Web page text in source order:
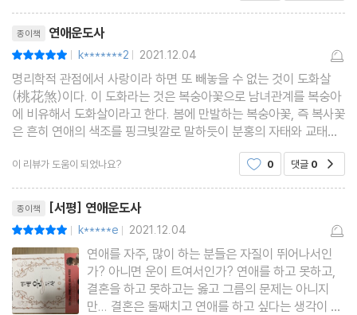
성형보다는 오광 찰색이 연애를 부른다
남자의 지갑 속엔 여자도 집도 있다
남자는 사주 속 재(財)로 말한다
스타일의 중화(中和)로 연애운을 올린다
성공의 기억과 감정으로 만남의 자리에 나선다
음양의 조화로 데이트 장소를 정한다
자신의 익숙한 장소로 초대한다
잠자리를 바꾸면 연애운이 찾아온다
제5장 인생, 나를 알고 상대를 읽어내면 행복한 사랑을 한다!
상을 받았다.아~ 박성준
종이책 연애운도사
| k*******2 | 2021.12.04
명리학적 관점에서 사랑이라 하면 또 빼놓을 수 없는 것이 도화살
(桃花煞)이다. 이 도화라는 것은 복숭아꽃으로 남녀관계를 복숭아
에 비유해서 도화살이라고 한다. 봄에 만발하는 복숭아꽃, 즉 복사꽃
은 흔히 연애의 색조를 핑크빛깔로 말하듯이 분홍의 자태와 교태를
뽐낸다. 하지만, 그것도 부질없는지라 그 아름다움과 자태가 채 열흘
을 가지 못한다. (-46-
이 리뷰가 도움이 되었나요? 0 댓글 0
종이책 [서평] 연애운도사
| k*****e | 2021.12.04
연애를 자주, 많이 하는 분들은 자질이 뛰어나서인
가? 아니면 운이 트여서인가? 연애를 하고 못하고,
결혼을 하고 못하고는 옳고 그름의 문제는 아니지
만... 결혼은 둘째치고 연애를 하고 싶다는 생각이 들